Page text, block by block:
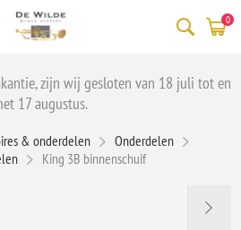
0
zijn wij gesloten van 18 juli tot en
17 augustus.
& onderdelen
Onderdelen
King 3B binnenschuif